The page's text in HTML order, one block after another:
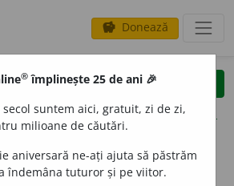
savings Donează
clear
opțiuni
volume_up (1)
® împlinește 25 de ani 🎉
suntem aici, gratuit, zi de zi,
milioane de căutări.
aniversară ne-ați ajuta să păstrăm
îndemâna tuturor și pe viitor.